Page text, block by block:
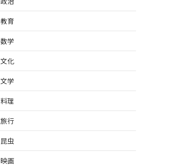
教育
数学
文化
文学
料理
旅行
昆虫
映画